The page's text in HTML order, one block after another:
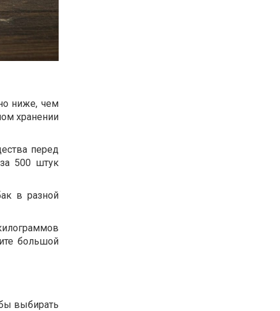
ниже, чем
хранении
перед
500 штук
в разной
большой
выбирать